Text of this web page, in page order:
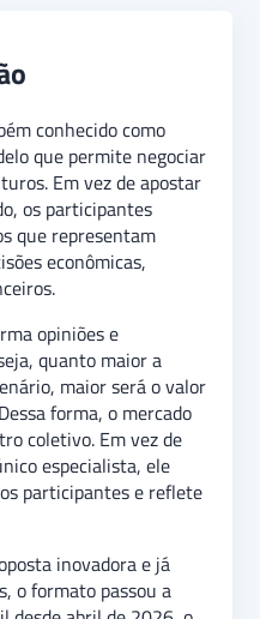
conhecido como
que permite negociar
Em vez de apostar
os participantes
que representam
econômicas,
opiniões e
quanto maior a
maior será o valor
forma, o mercado
coletivo. Em vez de
especialista, ele
participantes e reflete
inovadora e já
o formato passou a